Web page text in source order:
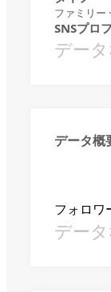
ファミリー
SNSプロ
デー
データ概
フォロワ
デー